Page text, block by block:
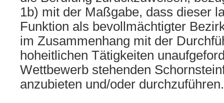
1b) mit der Maßgabe, dass dieser
Funktion als bevollmächtigter
im Zusammenhang mit der
hoheitlichen Tätigkeiten
Wettbewerb stehenden
anzubieten und/oder durchzuführen.